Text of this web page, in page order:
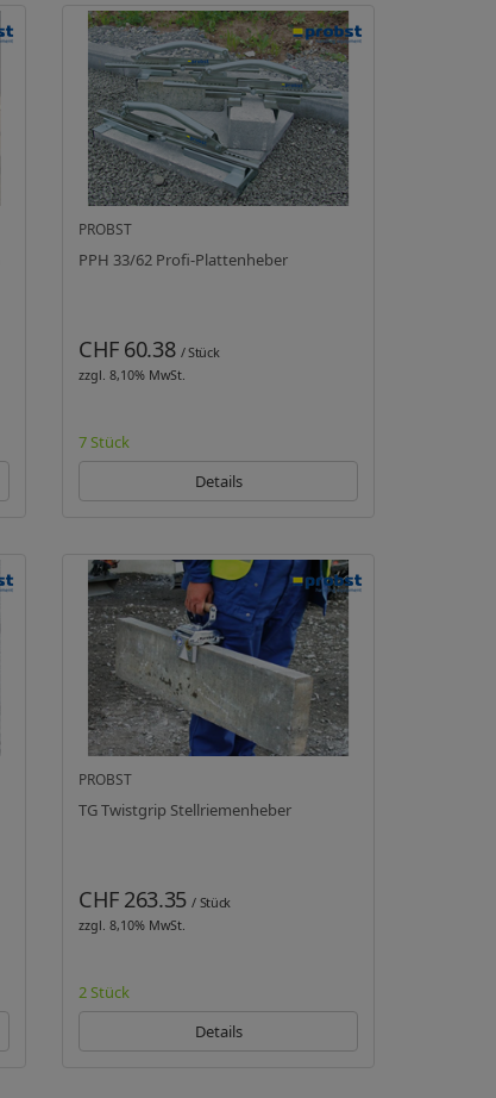
PROBST
PPH 33/62 Profi-Plattenheber
CHF 60.38 / Stück
zzgl. 8,10% MwSt.
7 Stück
Details
PROBST
TG Twistgrip Stellriemenheber
CHF 263.35/ Stück
zzgl. 8,10% MwSt.
2 Stück
Details